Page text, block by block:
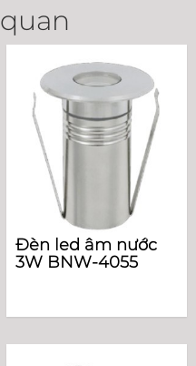
Đèn led âm nước
3W BNW-4055